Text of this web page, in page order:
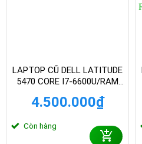
LAPTOP CŨ DELL LATITUDE
5470 CORE I7-6600U/RAM
INCH
4.500.000₫
Còn hàng